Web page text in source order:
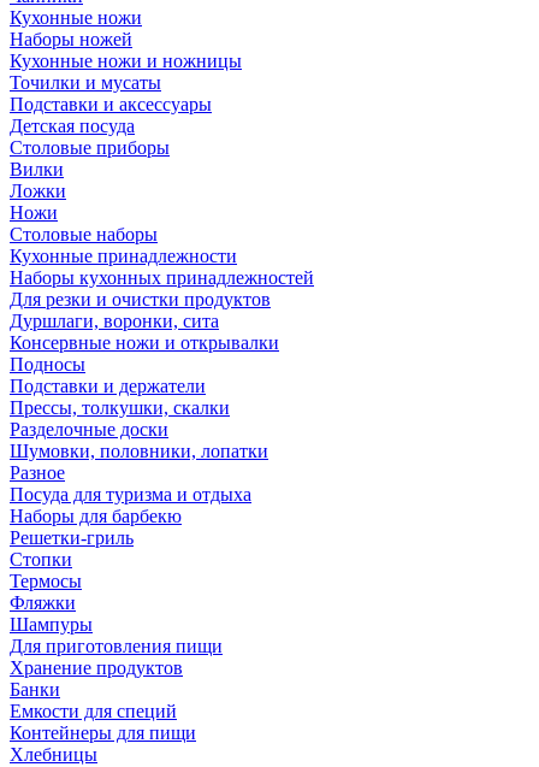
Кухонные ножи
Наборы ножей
Кухонные ножи и ножницы
Точилки и мусаты
Подставки и аксессуары
Детская посуда
Столовые приборы
Вилки
Ложки
Ножи
Столовые наборы
Кухонные принадлежности
Наборы кухонных принадлежностей
Для резки и очистки продуктов
Дуршлаги, воронки, сита
Консервные ножи и открывалки
Подносы
Подставки и держатели
Прессы, толкушки, скалки
Разделочные доски
Шумовки, половники, лопатки
Разное
Посуда для туризма и отдыха
Наборы для барбекю
Решетки-гриль
Стопки
Термосы
Фляжки
Шампуры
Для приготовления пищи
Хранение продуктов
Банки
Емкости для специй
Контейнеры для пищи
Хлебницы